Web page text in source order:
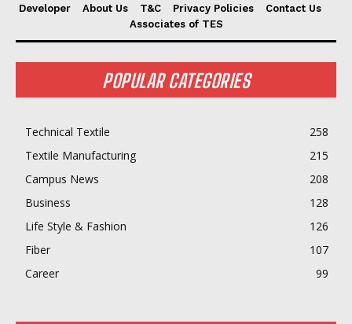
Developer About Us T&C Privacy Policies
Contact Us
Associates of TES
POPULAR CATEGORIES
Technical Textile
258
Textile Manufacturing
215
Campus News
208
Business
128
Life Style & Fashion
126
Fiber
107
Career
99